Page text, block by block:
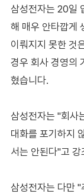
삼성전자는 20일
해 매우 안타깝게
이뤄지지 못한 것
경우 회사 경영의
혔습니다.
삼성전자는 "회사
대화를 포기하지
서는 안된다"고 강
삼성전자는 다만 "